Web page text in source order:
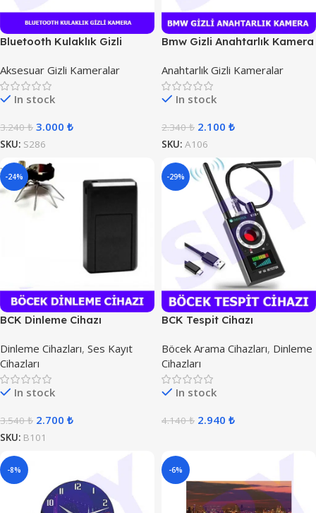
Bluetooth Kulaklık Gizli
Aksesuar Gizli Kameralar
In stock
3.240₺ 3.000 ₺
SKU: S286
Bmw Gizli Anahtarlık Kamera
Anahtarlık Gizli Kameralar
In stock
2.340₺ 2.100 ₺
SKU: A106
-24%
BCK Dinleme Cihazı
Dinleme Cihazları, Ses Kayıt
Cihazları
In stock
3.540₺ 2.700 ₺
SKU: B101
-29%
BCK Tespit Cihazı
Böcek Arama Cihazları, Dinleme
Cihazları
In stock
4.140₺ 2.940 ₺
-8% -6%